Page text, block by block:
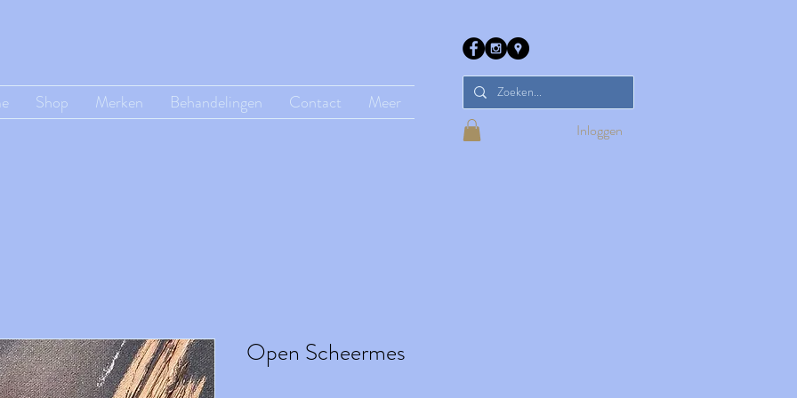
Shop Merken Behandelingen Contact Meer
Inloggen
Open Scheermes